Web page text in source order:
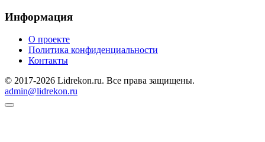
Информация
О проекте
Политика конфиденциальности
Контакты
© 2017-2026 Lidrekon.ru. Все права защищены.
admin@lidrekon.ru